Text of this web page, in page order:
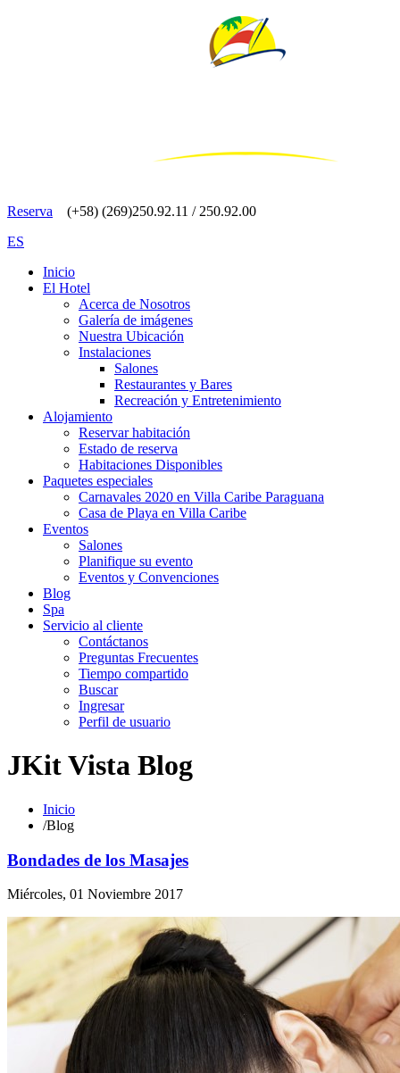
Reserva
(+58) (269)250.92.11 / 250.92.00
ES
Inicio
El Hotel
Acerca de Nosotros
Galería de imágenes
Nuestra Ubicación
Instalaciones
Salones
Restaurantes y Bares
Recreación y Entretenimiento
Alojamiento
Reservar habitación
Estado de reserva
Habitaciones Disponibles
Paquetes especiales
Carnavales 2020 en Villa Caribe Paraguana
Casa de Playa en Villa Caribe
Eventos
Salones
Planifique su evento
Eventos y Convenciones
Blog
Spa
Servicio al cliente
Contáctanos
Preguntas Frecuentes
Tiempo compartido
Buscar
Ingresar
Perfil de usuario
JKit Vista Blog
Inicio
/Blog
Bondades de los Masajes
Miércoles, 01 Noviembre 2017